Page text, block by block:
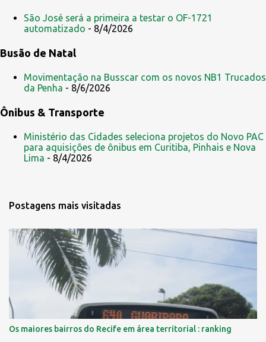
São José será a primeira a testar o OF-1721
automatizado - 8/4/2026
Busão de Natal
Movimentação na Busscar com os novos NB1 Trucados
da Penha - 8/6/2026
Ônibus & Transporte
Ministério das Cidades seleciona projetos do Novo PAC
para aquisições de ônibus em Curitiba, Pinhais e Nova
Lima - 8/4/2026
Postagens mais visitadas
Os maiores bairros do Recife em área territorial : ranking